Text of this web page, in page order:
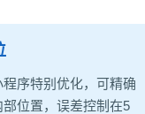
序特别优化，可精确
位置，误差控制在5